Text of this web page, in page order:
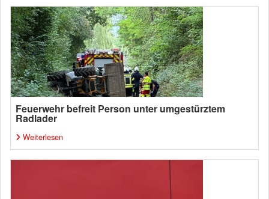
Feuerwehr befreit Person unter umgestürztem
Radlader
Weiterlesen